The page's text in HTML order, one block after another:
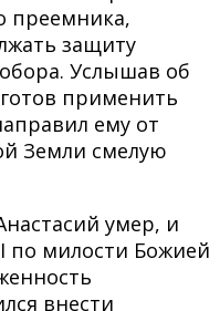
преемника,
защиту
Услышав об
применить
ему от
Земли смелую
умер, и
по милости Божией
внести